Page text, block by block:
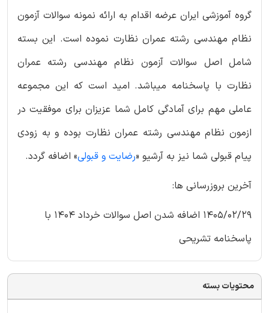
گروه آموزشی ایران عرضه اقدام به ارائه نمونه سوالات آزمون
نظام مهندسی رشته عمران نظارت نموده است. این بسته
شامل اصل سوالات آزمون نظام مهندسی رشته عمران
نظارت با پاسخنامه میباشد. امید است که این مجموعه
عاملی مهم برای آمادگی کامل شما عزیزان برای موفقیت در
ازمون نظام مهندسی رشته عمران نظارت بوده و به زودی
پیام قبولی شما نیز به آرشیو «رضایت و قبولی» اضافه گردد.
آخرین بروزرسانی ها:
1405/02/29 اضافه شدن اصل سوالات خرداد 1404 با
پاسخنامه تشریحی
محتویات بسته